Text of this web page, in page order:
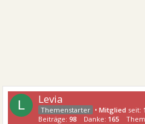
L Levia
•Mitglied seit:
Beiträge:98 Danke: 165